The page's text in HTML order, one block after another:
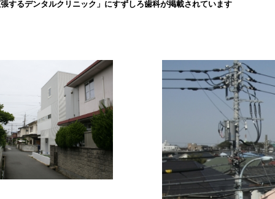
するデンタルクリニック」にすずしろ歯科が掲載されています